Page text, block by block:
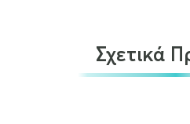
Σχετικά